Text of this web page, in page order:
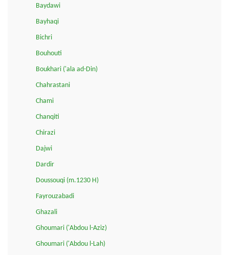
Baydawi
Bayhaqi
Bichri
Bouhouti
Boukhari ('ala ad-Din)
Chahrastani
Chami
Chanqiti
Chirazi
Dajwi
Dardir
Doussouqi (m.1230 H)
Fayrouzabadi
Ghazali
Ghoumari ('Abdou l-Aziz)
Ghoumari ('Abdou l-Lah)